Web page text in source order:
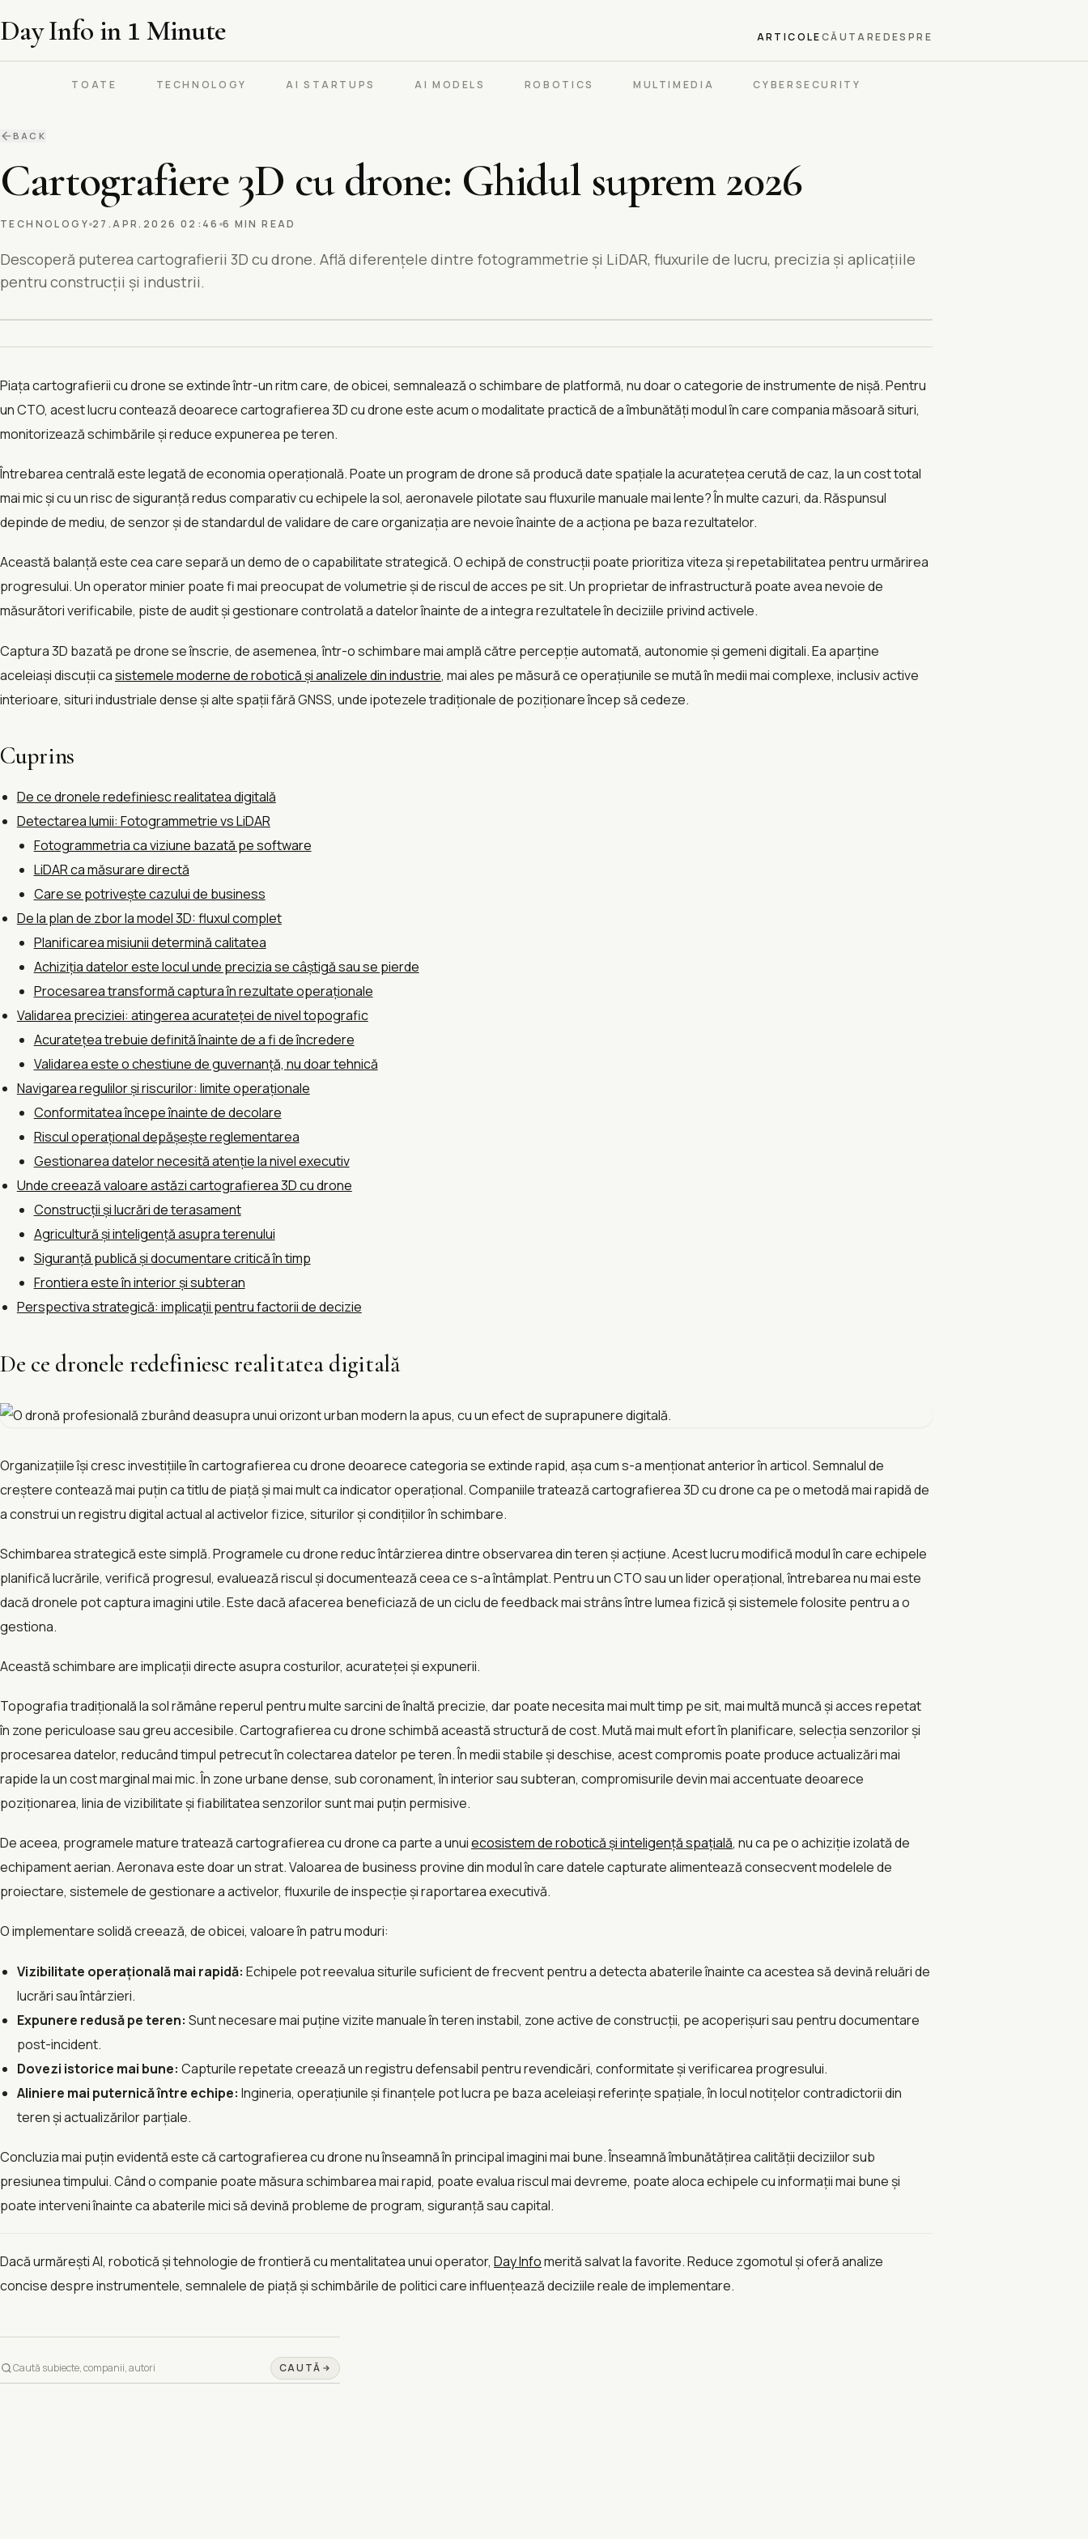
Day Info in 1 Minute ARTICOLECĂUTAREDESPRE
TOATE TECHNOLOGY AI STARTUPS AI MODELS ROBOTICS MULTIMEDIA CYBERSECURITY
BACK
Cartografiere 3D cu drone: Ghidul suprem 2026
TECHNOLOGY 27.APR.2026 02:46 6 MIN READ
Descoperă puterea cartografierii 3D cu drone. Află diferențele dintre fotogrammetrie și LiDAR, fluxurile de lucru, precizia și aplicațiile
pentru construcții și industrii.
Piața cartografierii cu drone se extinde într-un ritm care, de obicei, semnalează o schimbare de platformă, nu doar o categorie de instrumente de nișă. Pentru
un CTO, acest lucru contează deoarece cartografierea 3D cu drone este acum o modalitate practică de a îmbunătăți modul în care compania măsoară situri,
monitorizează schimbările și reduce expunerea pe teren.
Întrebarea centrală este legată de economia operațională. Poate un program de drone să producă date spațiale la acuratețea cerută de caz, la un cost total
mai mic și cu un risc de siguranță redus comparativ cu echipele la sol, aeronavele pilotate sau fluxurile manuale mai lente? În multe cazuri, da. Răspunsul
depinde de mediu, de senzor și de standardul de validare de care organizația are nevoie înainte de a acționa pe baza rezultatelor.
Această balanță este cea care separă un demo de o capabilitate strategică. O echipă de construcții poate prioritiza viteza și repetabilitatea pentru urmărirea
progresului. Un operator minier poate fi mai preocupat de volumetrie și de riscul de acces pe sit. Un proprietar de infrastructură poate avea nevoie de
măsurători verificabile, piste de audit și gestionare controlată a datelor înainte de a integra rezultatele în deciziile privind activele.
Captura 3D bazată pe drone se înscrie, de asemenea, într-o schimbare mai amplă către percepție automată, autonomie și gemeni digitali. Ea aparține
aceleiași discuții casistemele moderne de robotică și analizele din industrie, mai ales pe măsură ce operațiunile se mută în medii mai complexe, inclusiv active
interioare, situri industriale dense și alte spații fără GNSS, unde ipotezele tradiționale de poziționare încep să cedeze.
Cuprins
De ce dronele redefiniesc realitatea digitală
Detectarea lumii: Fotogrammetrie vs LiDAR
Fotogrammetria ca viziune bazată pe software
LiDAR ca măsurare directă
Care se potrivește cazului de business
De la plan de zbor la model 3D: fluxul complet
Planificarea misiunii determină calitatea
Achiziția datelor este locul unde precizia se câștigă sau se pierde
Procesarea transformă captura în rezultate operaționale
Validarea preciziei: atingerea acurateței de nivel topografic
Acuratețea trebuie definită înainte de a fi de încredere
Validarea este o chestiune de guvernanță, nu doar tehnică
Navigarea regulilor și riscurilor: limite operaționale
Conformitatea începe înainte de decolare
Riscul operațional depășește reglementarea
Gestionarea datelor necesită atenție la nivel executiv
Unde creează valoare astăzi cartografierea 3D cu drone
Construcții și lucrări de terasament
Agricultură și inteligență asupra terenului
Siguranță publică și documentare critică în timp
Frontiera este în interior și subteran
Perspectiva strategică: implicații pentru factorii de decizie
De ce dronele redefiniesc realitatea digitală
Organizațiile își cresc investițiile în cartografierea cu drone deoarece categoria se extinde rapid, așa cum s-a menționat anterior în articol. Semnalul de
creștere contează mai puțin ca titlu de piață și mai mult ca indicator operațional. Companiile tratează cartografierea 3D cu drone ca pe o metodă mai rapidă de
a construi un registru digital actual al activelor fizice, siturilor și condițiilor în schimbare.
Schimbarea strategică este simplă. Programele cu drone reduc întârzierea dintre observarea din teren și acțiune. Acest lucru modifică modul în care echipele
planifică lucrările, verifică progresul, evaluează riscul și documentează ceea ce s-a întâmplat. Pentru un CTO sau un lider operațional, întrebarea nu mai este
dacă dronele pot captura imagini utile. Este dacă afacerea beneficiază de un ciclu de feedback mai strâns între lumea fizică și sistemele folosite pentru a o
gestiona.
Această schimbare are implicații directe asupra costurilor, acurateței și expunerii.
Topografia tradițională la sol rămâne reperul pentru multe sarcini de înaltă precizie, dar poate necesita mai mult timp pe sit, mai multă muncă și acces repetat
în zone periculoase sau greu accesibile. Cartografierea cu drone schimbă această structură de cost. Mută mai mult efort în planificare, selecția senzorilor și
procesarea datelor, reducând timpul petrecut în colectarea datelor pe teren. În medii stabile și deschise, acest compromis poate produce actualizări mai
rapide la un cost marginal mai mic. În zone urbane dense, sub coronament, în interior sau subteran, compromisurile devin mai accentuate deoarece
poziționarea, linia de vizibilitate și fiabilitatea senzorilor sunt mai puțin permisive.
De aceea, programele mature tratează cartografierea cu drone ca parte a unuiecosistem de robotică și inteligență spațială, nu ca pe o achiziție izolată de
echipament aerian. Aeronava este doar un strat. Valoarea de business provine din modul în care datele capturate alimentează consecvent modelele de
proiectare, sistemele de gestionare a activelor, fluxurile de inspecție și raportarea executivă.
O implementare solidă creează, de obicei, valoare în patru moduri:
Vizibilitate operațională mai rapidă: Echipele pot reevalua siturile suficient de frecvent pentru a detecta abaterile înainte ca acestea să devină reluări de
lucrări sau întârzieri.
Expunere redusă pe teren: Sunt necesare mai puține vizite manuale în teren instabil, zone active de construcții, pe acoperișuri sau pentru documentare
post-incident.
Dovezi istorice mai bune: Capturile repetate creează un registru defensabil pentru revendicări, conformitate și verificarea progresului.
Aliniere mai puternică între echipe: Ingineria, operațiunile și finanțele pot lucra pe baza aceleiași referințe spațiale, în locul notițelor contradictorii din
teren și actualizărilor parțiale.
Concluzia mai puțin evidentă este că cartografierea cu drone nu înseamnă în principal imagini mai bune. Înseamnă îmbunătățirea calității deciziilor sub
presiunea timpului. Când o companie poate măsura schimbarea mai rapid, poate evalua riscul mai devreme, poate aloca echipele cu informații mai bune și
poate interveni înainte ca abaterile mici să devină probleme de program, siguranță sau capital.
Dacă urmărești AI, robotică și tehnologie de frontieră cu mentalitatea unui operator, Day Infomerită salvat la favorite. Reduce zgomotul și oferă analize
concise despre instrumentele, semnalele de piață și schimbările de politici care influențează deciziile reale de implementare.
CAUTĂ